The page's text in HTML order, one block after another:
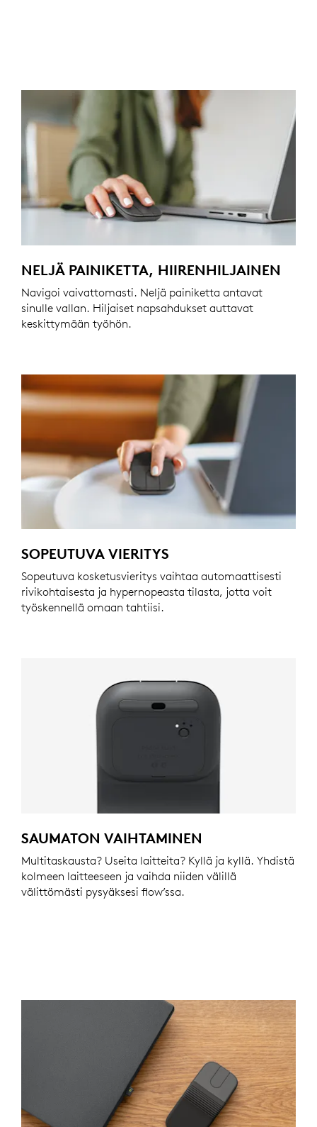
NELJÄ PAINIKETTA, HIIRENHILJAINEN
Navigoi vaivattomasti. Neljä painiketta antavat
sinulle vallan. Hiljaiset napsahdukset auttavat
keskittymään työhön.
SOPEUTUVA VIERITYS
Sopeutuva kosketusvieritys vaihtaa automaattisesti
rivikohtaisesta ja hypernopeasta tilasta, jotta voit
työskennellä omaan tahtiisi.
SAUMATON VAIHTAMINEN
Multitaskausta? Useita laitteita? Kyllä ja kyllä. Yhdistä
kolmeen laitteeseen ja vaihda niiden välillä
välittömästi pysyäksesi flow’ssa.